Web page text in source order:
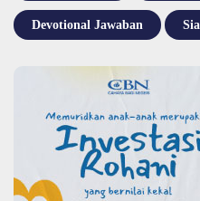
Devotional Jawaban